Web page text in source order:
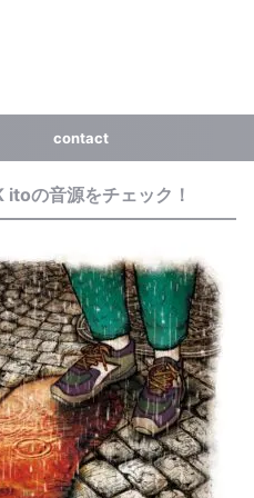
contact
itoの音源をチェック！